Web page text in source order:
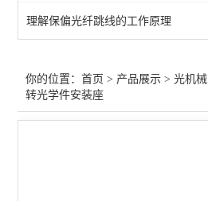
光阑针孔
理解保偏光纤跳线的工作原理
你的位置：首页 > 产品展示 >光机械
转光学件安装座